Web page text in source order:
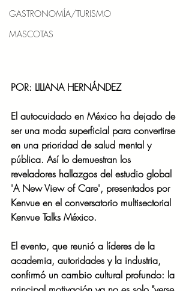
GASTRONOMÍA/TURISMO
MASCOTAS
POR: LILIANA HERNÁNDEZ
El autocuidado en México ha dejado de
ser una moda superficial para convertirse
en una prioridad de salud mental y
pública. Así lo demuestran los
reveladores hallazgos del estudio global
'A New View of Care', presentados por
Kenvue en el conversatorio multisectorial
Kenvue Talks México.
El evento, que reunió a líderes de la
academia, autoridades y la industria,
confirmó un cambio cultural profundo: la